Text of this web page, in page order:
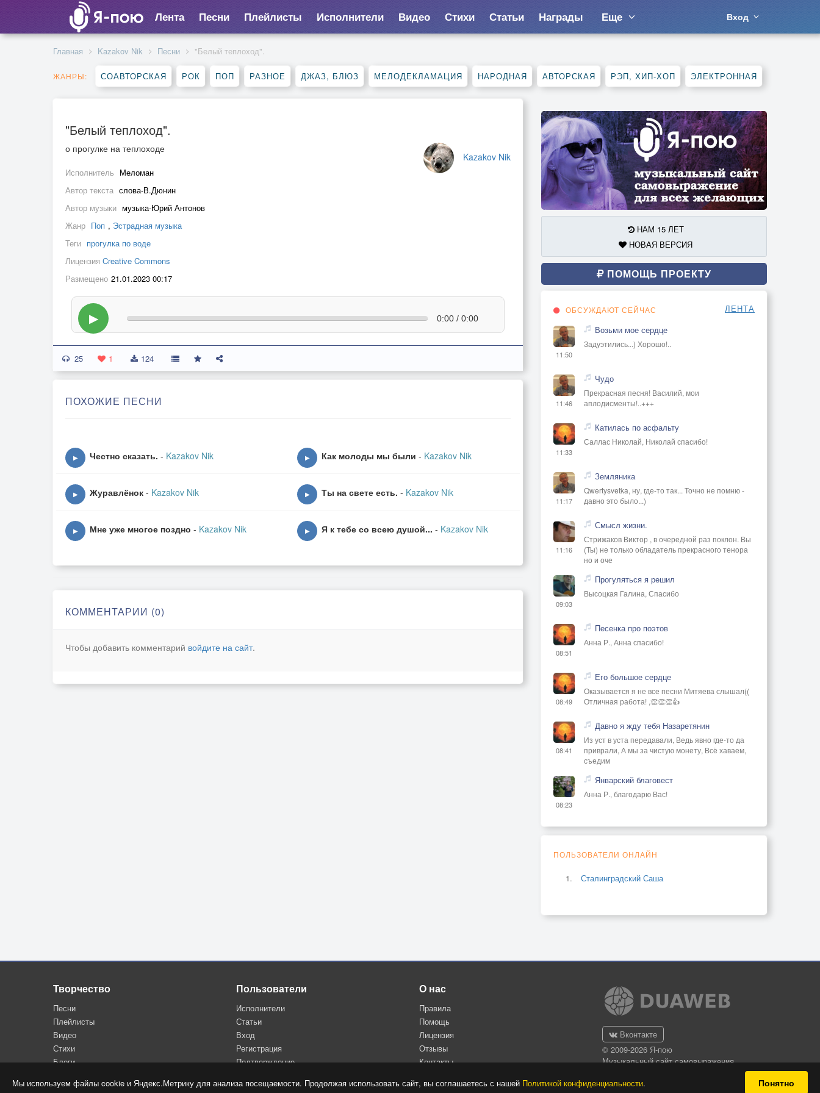
Мы используем файлы cookie и Яндекс.Метрику для анализа посещаемости. Продолжая использовать сайт, вы соглашаетесь с нашей Политикой конфиденциальности. Понятно
Лента Песни Плейлисты Исполнители Видео Стихи Статьи Награды Еще Вход
Главная Kazakov Nik Песни "Белый теплоход".
ЖАНРЫ: СОАВТОРСКАЯ РОК ПОП РАЗНОЕ ДЖАЗ, БЛЮЗ МЕЛОДЕКЛАМАЦИЯ НАРОДНАЯ АВТОРСКАЯ РЭП, ХИП-ХОП ЭЛЕКТРОННАЯ
"Белый теплоход".
Kazakov Nik
о прогулке на теплоходе
Исполнитель Меломан
Автор текста слова-В.Дюнин
Автор музыки музыка-Юрий Антонов
Жанр Поп , Эстрадная музыка
Теги прогулка по воде
Лицензия Creative Commons
Размещено 21.01.2023 00:17
▶ 0:00 / 0:00
25 1 124
ПОХОЖИЕ ПЕСНИ
▶ Честно сказать. - Kazakov Nik ▶ Как молоды мы были - Kazakov Nik
▶ Журавлёнок - Kazakov Nik ▶ Ты на свете есть. - Kazakov Nik
▶ Мне уже многое поздно - Kazakov Nik ▶ Я к тебе со всею душой... - Kazakov Nik
КОММЕНТАРИИ (0)
Чтобы добавить комментарий войдите на сайт.
НАМ 15 ЛЕТ
НОВАЯ ВЕРСИЯ
ПОМОЩЬ ПРОЕКТУ
ОБСУЖДАЮТ СЕЙЧАС ЛЕНТА
11:50
Возьми мое сердце
Задуэтились...) Хорошо!..
11:46
Чудо
Прекрасная песня! Василий, мои
аплодисменты!..+++
11:33
Катилась по асфальту
Саллас Николай, Николай спасибо!
11:17
Земляника
Qwertysvetka, ну, где-то так... Точно не помню -
давно это было...)
11:16
Смысл жизни.
Стрижаков Виктор , в очередной раз поклон. Вы
(Ты) не только обладатель прекрасного тенора
но и оче
09:03
Прогуляться я решил
Высоцкая Галина, Спасибо
08:51
Песенка про поэтов
Анна Р., Анна спасибо!
08:49
Его большое сердце
Оказывается я не все песни Митяева слышал((
Отличная работа! ,👏👏👏👍
08:41
Давно я жду тебя Назаретянин
Из уст в уста передавали, Ведь явно где-то да
приврали, А мы за чистую монету, Всё хаваем,
съедим
08:23
Январский благовест
Анна Р., благодарю Вас!
ПОЛЬЗОВАТЕЛИ ОНЛАЙН
Сталинградский Саша
Творчество
Песни
Плейлисты
Видео
Стихи
Блоги
Пользователи
Исполнители
Статьи
Вход
Регистрация
Подтверждение
О нас
Правила
Помощь
Лицензия
Отзывы
Контакты
Вконтакте
© 2009-2026 Я-пою
Музыкальный сайт самовыражения